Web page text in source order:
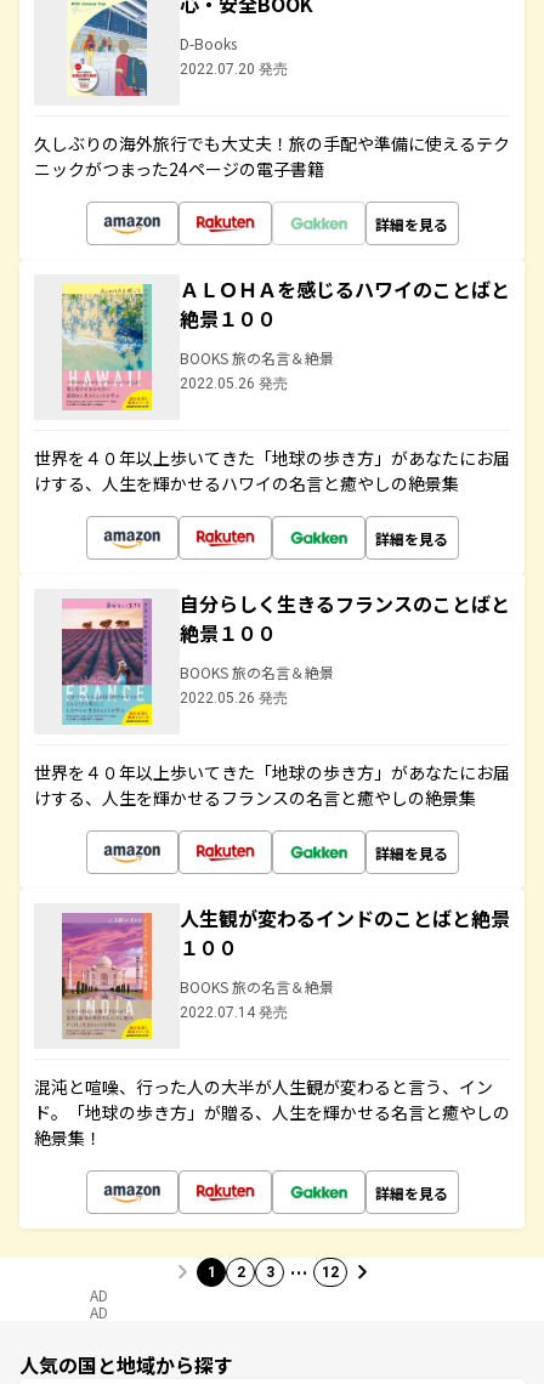
D-Books
2022.07.20 発売
久しぶりの海外旅行でも大丈夫！旅の手配や準備に使えるテク
ニックがつまった24ページの電子書籍
詳細を見る
ＡＬＯＨＡを感じるハワイのことばと
絶景１００
BOOKS 旅の名言＆絶景
2022.05.26 発売
世界を４０年以上歩いてきた「地球の歩き方」があなたにお届
けする、人生を輝かせるハワイの名言と癒やしの絶景集
詳細を見る
自分らしく生きるフランスのことばと
絶景１００
BOOKS 旅の名言＆絶景
2022.05.26 発売
世界を４０年以上歩いてきた「地球の歩き方」があなたにお届
けする、人生を輝かせるフランスの名言と癒やしの絶景集
詳細を見る
人生観が変わるインドのことばと絶景
１００
BOOKS 旅の名言＆絶景
2022.07.14 発売
混沌と喧噪、行った人の大半が人生観が変わると言う、イン
ド。「地球の歩き方」が贈る、人生を輝かせる名言と癒やしの
絶景集！
詳細を見る
1 2 3 … 12
AD
AD
人気の国と地域から探す